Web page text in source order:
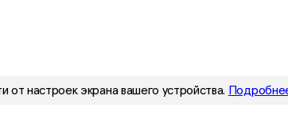
от настроек экрана вашего устройства.